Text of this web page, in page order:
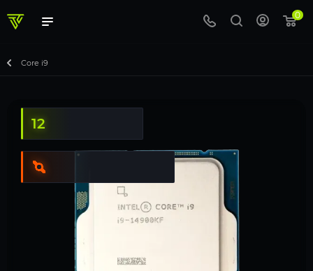
0
Core i9